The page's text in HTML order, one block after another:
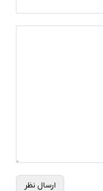
ارسال نظر